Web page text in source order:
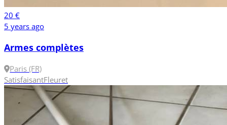
20 €
5 years ago
Armes complètes
Paris (FR)
SatisfaisantFleuret